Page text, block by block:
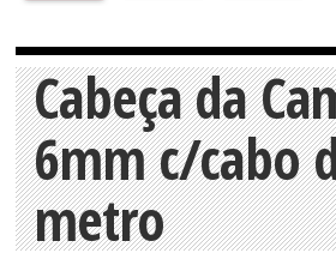
Cabeça da
6mm c/cabo
metro